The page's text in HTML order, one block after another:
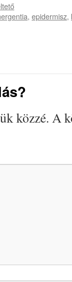
, epidermisz,
közzé. A